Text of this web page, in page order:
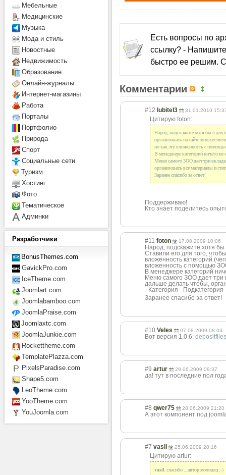
Есть вопросы по
ссылку? -
быстро ее решим.
Комментарии
#12 lubitel3 31.01.2010
Цитирую foton:
Народ, подскажите хотя бы в
организовать на сайте
но как эту вложенность с
В менеджере категорий ничего не
Меню самого ЗОО дает три
организовать все материалы и
Заранее спасибо за ответ!
Поддерживаю!
Кто знает поделитесь
#11 foton 17.08.2009 10:06
Народ, подскажите хотя бы
Ставили его для того,
вложенность категорий
вложенность с помощью
В менеджере категорий
Меню самого ЗОО дает три
дальше делать чтобы,
- Категория -
Заранее спасибо за ответ!
#10 Veles 07.08.2009 08:03
Вот версия 1.0.6:
#9 artur 29.06.2009 09:37
да! тут в последние пол
#8 qwer75 28.06.2009 21:20
А этот компонент под
#7 vasil 25.06.2009 20:16
Цитирую artur:
vasil, спасибо ... автор молодец :-)
Мебельные
Медицинские
Музыка
Мода и стиль
Новостные
Недвижимость
Образование
Онлайн-журналы
Интернет-магазины
Работа
Порталы
Портфолио
Природа
Спорт
Социальные сети
Туризм
Хостинг
Фото
Тематическое
Админки
Разработчики
BonusThemes.com
GavickPro.com
IceTheme.com
Joomlart.com
Joomlabamboo.com
JoomlaPraise.com
Joomlaxtc.com
JoomlaJunkie.com
Rockettheme.com
TemplatePlazza.com
PixelsParadise.com
Shape5.com
LeoTheme.com
YooTheme.com
YouJoomla.com